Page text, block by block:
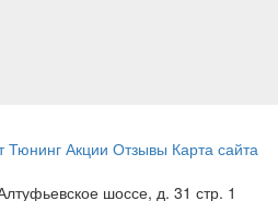
Тюнинг Акции Отзывы Карта сайта
шоссе, д. 31 стр. 1